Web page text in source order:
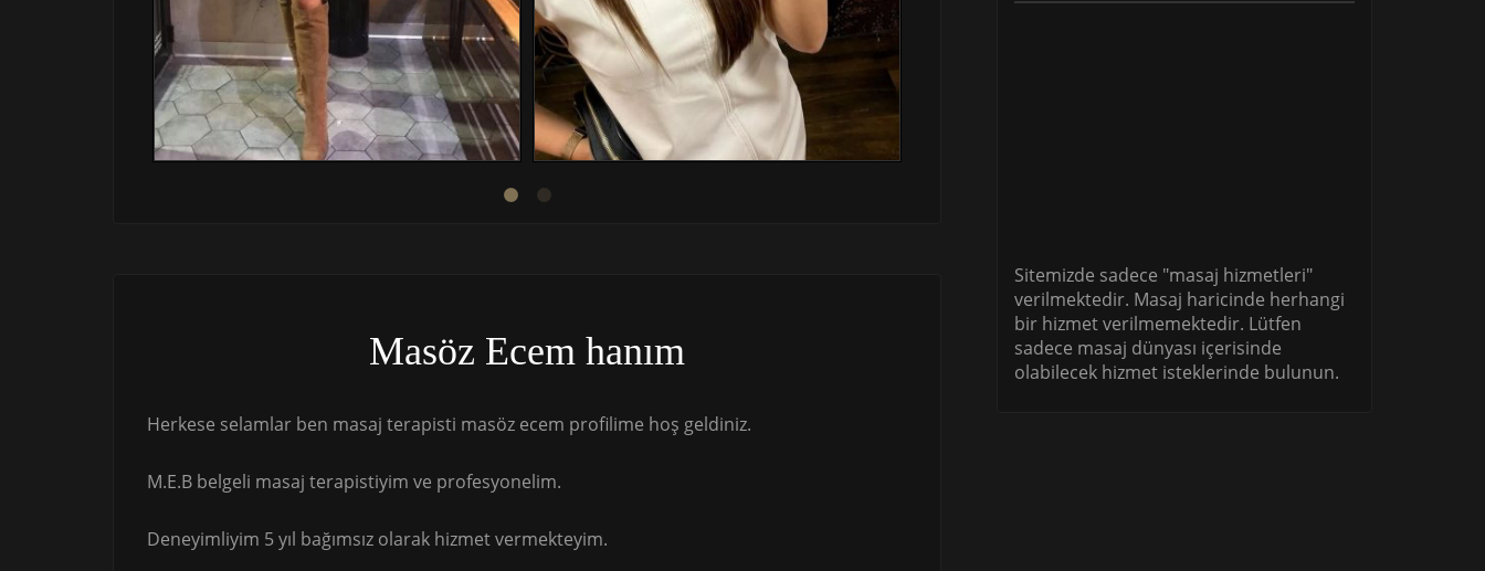
Masöz Ecem hanım
Herkese selamlar ben masaj terapisti masöz ecem profilime hoş geldiniz.
M.E.B belgeli masaj terapistiyim ve profesyonelim.
Deneyimliyim 5 yıl bağımsız olarak hizmet vermekteyim.
Sitemizde sadece "masaj hizmetleri"
verilmektedir. Masaj haricinde herhangi
bir hizmet verilmemektedir. Lütfen
sadece masaj dünyası içerisinde
olabilecek hizmet isteklerinde bulunun.